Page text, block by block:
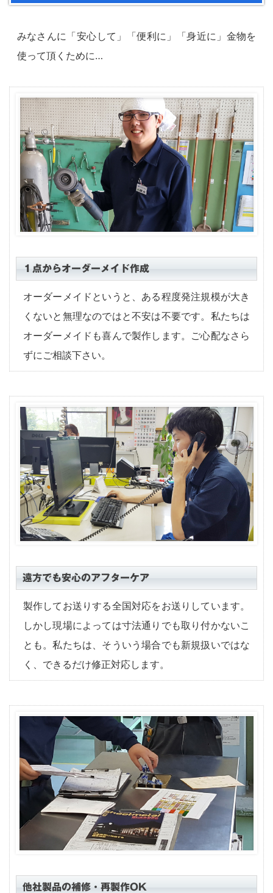
みなさんに「安心して」「便利に」「身近に」金物を
使って頂くために…
１点からオーダーメイド作成
オーダーメイドというと、ある程度発注規模が大き
くないと無理なのではと不安は不要です。私たちは
オーダーメイドも喜んで製作します。ご心配なさら
ずにご相談下さい。
遠方でも安心のアフターケア
製作してお送りする全国対応をお送りしています。
しかし現場によっては寸法通りでも取り付かないこ
とも。私たちは、そういう場合でも新規扱いではな
く、できるだけ修正対応します。
他社製品の補修・再製作OK